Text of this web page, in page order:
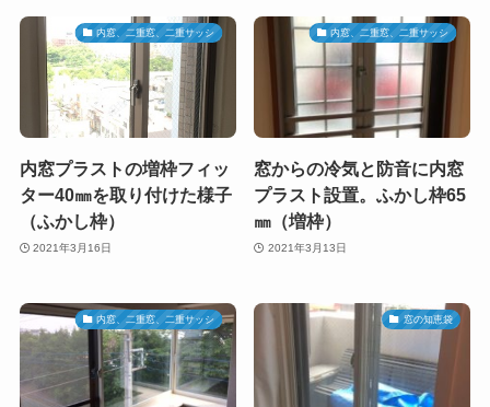
内窓、二重窓、二重サッシ
内窓プラストの増枠フィッ
ター40㎜を取り付けた様子
（ふかし枠）
2021年3月16日
内窓、二重窓、二重サッシ
窓からの冷気と防音に内窓
プラスト設置。ふかし枠65
㎜（増枠）
2021年3月13日
内窓、二重窓、二重サッシ 窓の知恵袋